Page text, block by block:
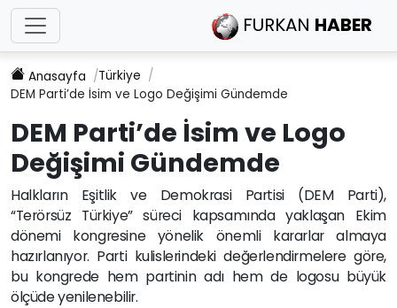
FURKAN HABER
Anasayfa
Türkiye
DEM Parti’de İsim ve Logo Değişimi Gündemde
DEM Parti’de İsim ve Logo
Değişimi Gündemde
Halkların Eşitlik ve Demokrasi Partisi (DEM Parti),
“Terörsüz Türkiye” süreci kapsamında yaklaşan Ekim
dönemi kongresine yönelik önemli kararlar almaya
hazırlanıyor. Parti kulislerindeki değerlendirmelere göre,
bu kongrede hem partinin adı hem de logosu büyük
ölçüde yenilenebilir.